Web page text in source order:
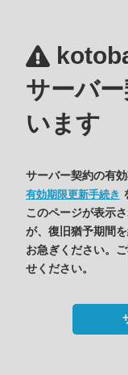
サーバ
います
サーバー契約の有
有効期限更新手続き
このページが表示
が、復旧猶予期間
お急ぎください。
せください。